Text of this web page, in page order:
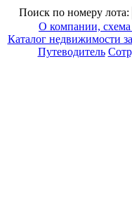
Поиск по номеру лота:
О компании, схема
Каталог недвижимости
Путеводитель